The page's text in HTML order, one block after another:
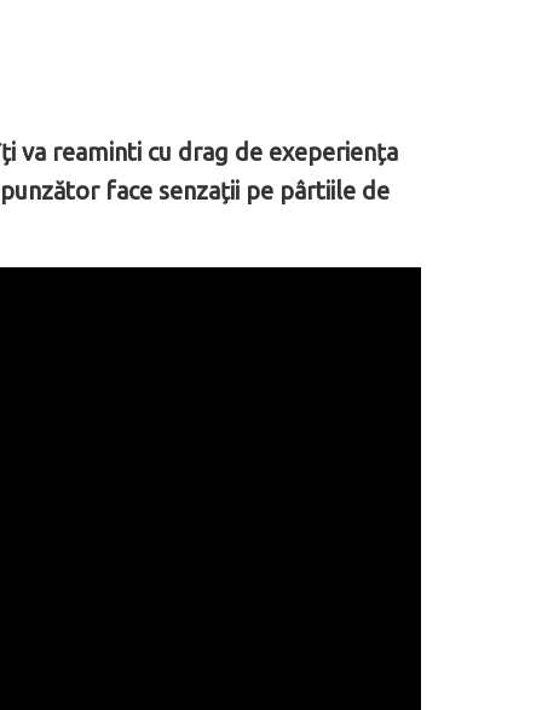
va reaminti cu drag de exeperiența
face senzații pe pârtiile de